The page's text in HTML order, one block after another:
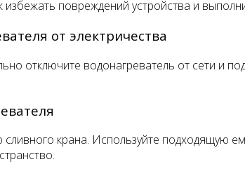
повреждений устройства и
от электричества
отключите водонагреватель от сети и
крана. Используйте